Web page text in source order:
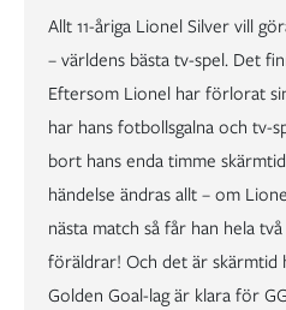
Allt 11-åriga Lionel Silver vill
– världens bästa tv-spel. Det
Eftersom Lionel har förlorat
har hans fotbollsgalna och tv-
bort hans enda timme
händelse ändras allt – om
nästa match så får han hela
föräldrar! Och det är skärmtid
Golden Goal-lag är klara för